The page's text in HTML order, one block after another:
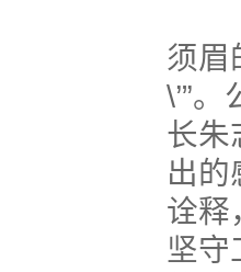
须眉
\’”
长朱
出的
诠释
坚守